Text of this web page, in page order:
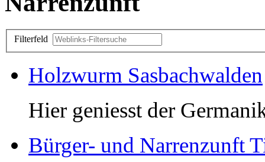
Filterfeld
Holzwurm Sasbachwalden
Hier geniesst der
Bürger- und Narrenzunft